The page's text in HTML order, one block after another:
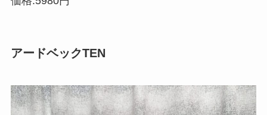
アードベックTEN